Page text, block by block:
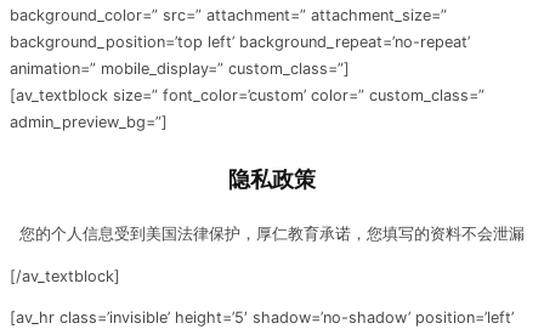
background_color=” src=” attachment=” attachment_size=”
background_position=’top left’ background_repeat=’no-repeat’
animation=” mobile_display=” custom_class=”]
[av_textblock size=” font_color=’custom’ color=” custom_class=”
admin_preview_bg=”]
隐私政策
您的个人信息受到美国法律保护，厚仁教育承诺，您填写的资料不会泄漏
[/av_textblock]
[av_hr class=’invisible’ height=’5′ shadow=’no-shadow’ position=’left’